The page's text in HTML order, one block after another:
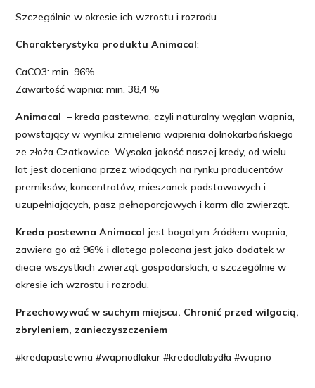
Szczególnie w okresie ich wzrostu i rozrodu.
Charakterystyka produktu Animacal:
CaCO3: min. 96%
Zawartość wapnia: min. 38,4 %
Animacal – kreda pastewna, czyli naturalny węglan wapnia,
powstający w wyniku zmielenia wapienia dolnokarbońskiego
ze złoża Czatkowice. Wysoka jakość naszej kredy, od wielu
lat jest doceniana przez wiodących na rynku producentów
premiksów, koncentratów, mieszanek podstawowych i
uzupełniających, pasz pełnoporcjowych i karm dla zwierząt.
Kreda pastewna Animacal jest bogatym źródłem wapnia,
zawiera go aż 96% i dlatego polecana jest jako dodatek w
diecie wszystkich zwierząt gospodarskich, a szczególnie w
okresie ich wzrostu i rozrodu.
Przechowywać w suchym miejscu. Chronić przed wilgocią,
zbryleniem, zanieczyszczeniem
#kredapastewna #wapnodlakur #kredadlabydła #wapno